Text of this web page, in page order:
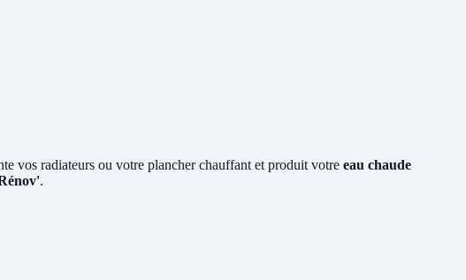
vos radiateurs ou votre plancher chauffant et produit votre eau chaude
.